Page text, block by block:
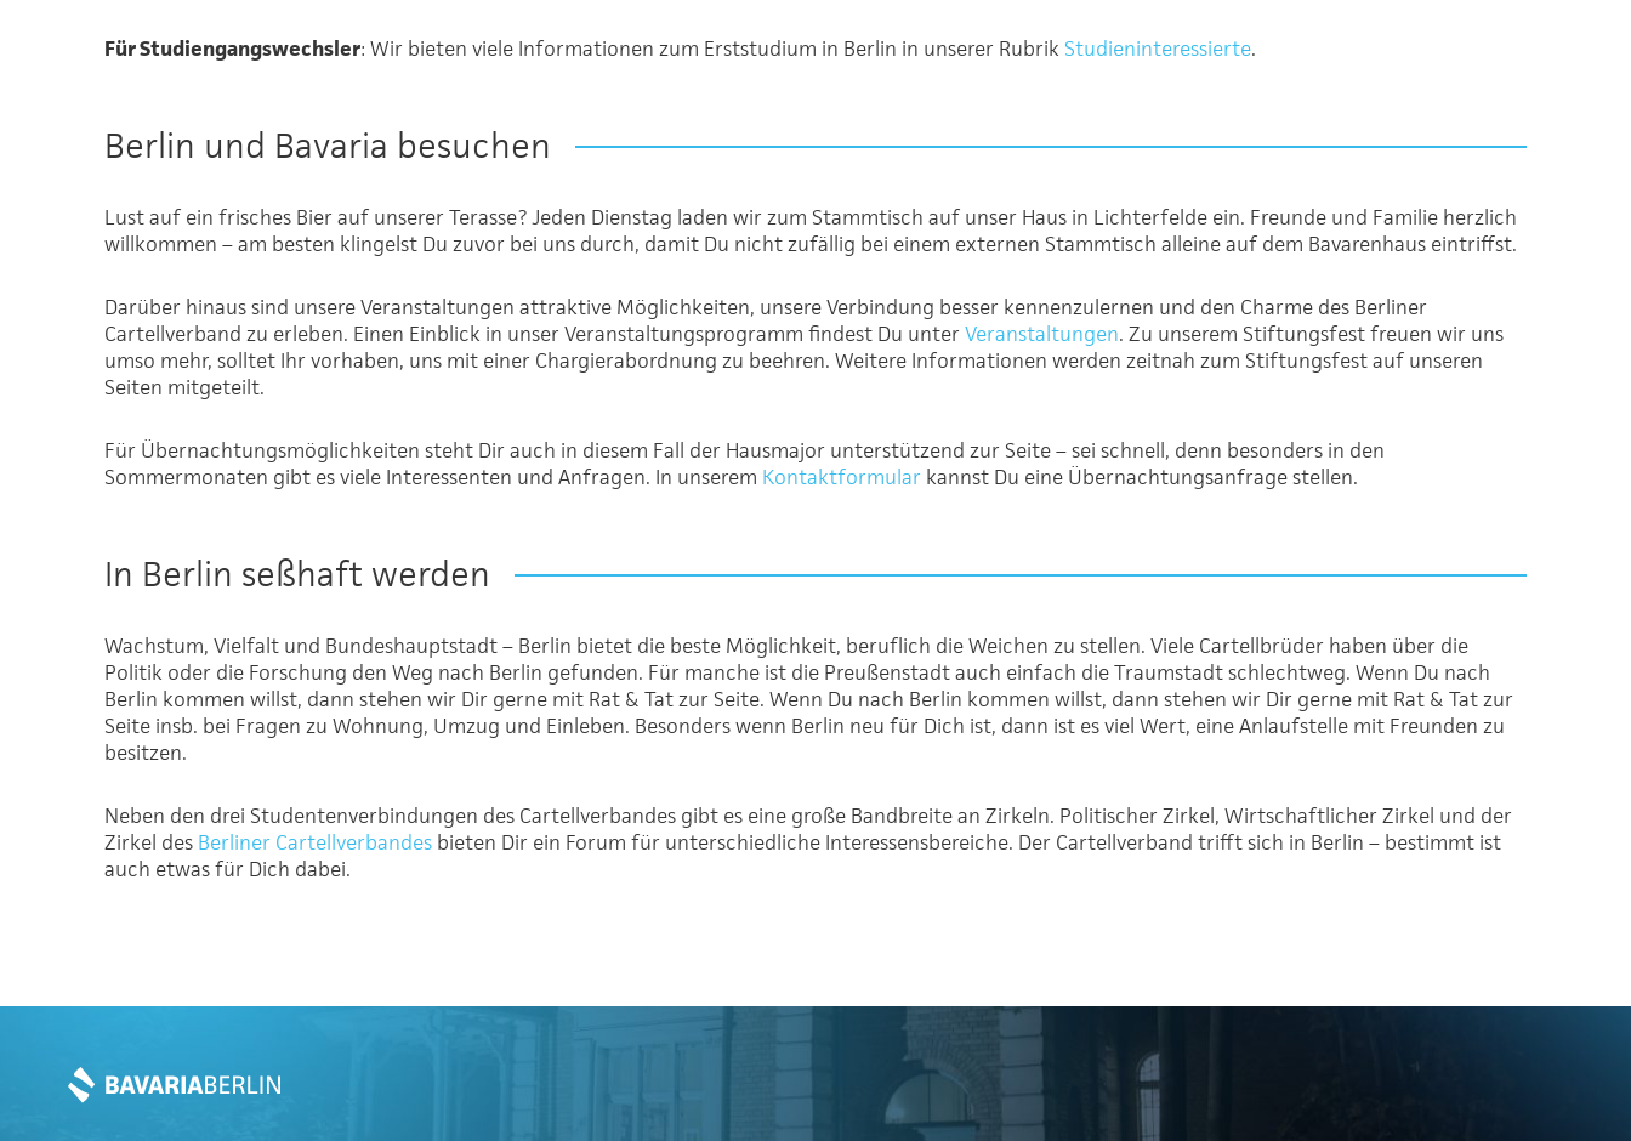
Für Studiengangswechsler: Wir bieten viele Informationen zum Erststudium in Berlin in unserer Rubrik Studieninteressierte.
Berlin und Bavaria besuchen
Lust auf ein frisches Bier auf unserer Terasse? Jeden Dienstag laden wir zum Stammtisch auf unser Haus in Lichterfelde ein. Freunde und Familie herzlich
willkommen – am besten klingelst Du zuvor bei uns durch, damit Du nicht zufällig bei einem externen Stammtisch alleine auf dem Bavarenhaus eintriffst.
Darüber hinaus sind unsere Veranstaltungen attraktive Möglichkeiten, unsere Verbindung besser kennenzulernen und den Charme des Berliner
Cartellverband zu erleben. Einen Einblick in unser Veranstaltungsprogramm findest Du unter Veranstaltungen. Zu unserem Stiftungsfest freuen wir uns
umso mehr, solltet Ihr vorhaben, uns mit einer Chargierabordnung zu beehren. Weitere Informationen werden zeitnah zum Stiftungsfest auf unseren
Seiten mitgeteilt.
Für Übernachtungsmöglichkeiten steht Dir auch in diesem Fall der Hausmajor unterstützend zur Seite – sei schnell, denn besonders in den
Sommermonaten gibt es viele Interessenten und Anfragen. In unserem Kontaktformular kannst Du eine Übernachtungsanfrage stellen.
In Berlin seßhaft werden
Wachstum, Vielfalt und Bundeshauptstadt – Berlin bietet die beste Möglichkeit, beruflich die Weichen zu stellen. Viele Cartellbrüder haben über die
Politik oder die Forschung den Weg nach Berlin gefunden. Für manche ist die Preußenstadt auch einfach die Traumstadt schlechtweg. Wenn Du nach
Berlin kommen willst, dann stehen wir Dir gerne mit Rat & Tat zur Seite. Wenn Du nach Berlin kommen willst, dann stehen wir Dir gerne mit Rat & Tat zur
Seite insb. bei Fragen zu Wohnung, Umzug und Einleben. Besonders wenn Berlin neu für Dich ist, dann ist es viel Wert, eine Anlaufstelle mit Freunden zu
besitzen.
Neben den drei Studentenverbindungen des Cartellverbandes gibt es eine große Bandbreite an Zirkeln. Politischer Zirkel, Wirtschaftlicher Zirkel und der
Zirkel des Berliner Cartellverbandes bieten Dir ein Forum für unterschiedliche Interessensbereiche. Der Cartellverband trifft sich in Berlin – bestimmt ist
auch etwas für Dich dabei.